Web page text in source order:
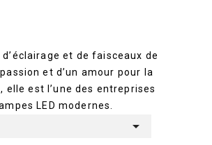
et de faisceaux de
et d’un amour pour la
elle est l’une des entreprises
LED modernes.
